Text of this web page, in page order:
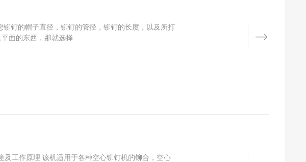
钉的帽子直径，铆钉的管径，铆钉的长度，以及所打
面的东西，那就选择...
工作原理 该机适用于各种空心铆钉机的铆合，空心